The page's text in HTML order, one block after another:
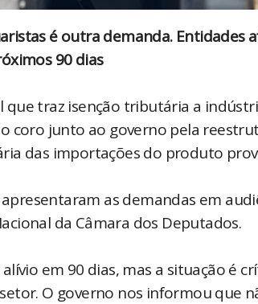
é outra demanda. Entidades
90 dias
que traz isenção tributária a
coro junto ao governo pela
das importações do produto
as demandas em
da Câmara dos Deputados.
em 90 dias, mas a situação é
O governo nos informou que